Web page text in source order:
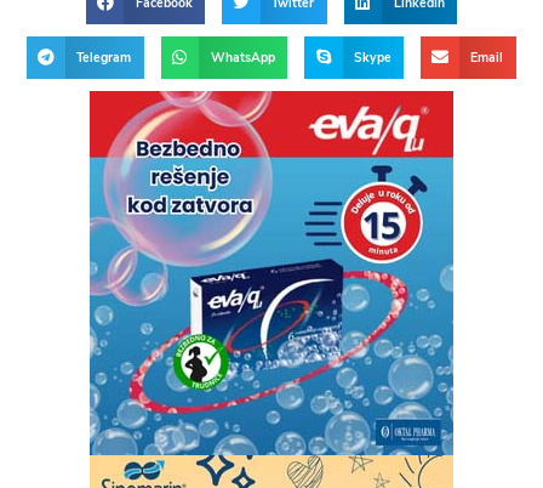
Telegram WhatsApp Skype Email